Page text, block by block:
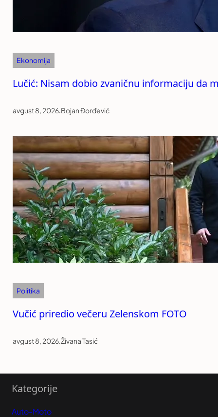
Ekonomija
Lučić: Nisam dobio zvaničnu informaciju da
avgust 8, 2026.Bojan Đorđević
Politika
Vučić priredio večeru Zelenskom FOTO
avgust 8, 2026.Živana Tasić
Kategorije
Auto-Moto